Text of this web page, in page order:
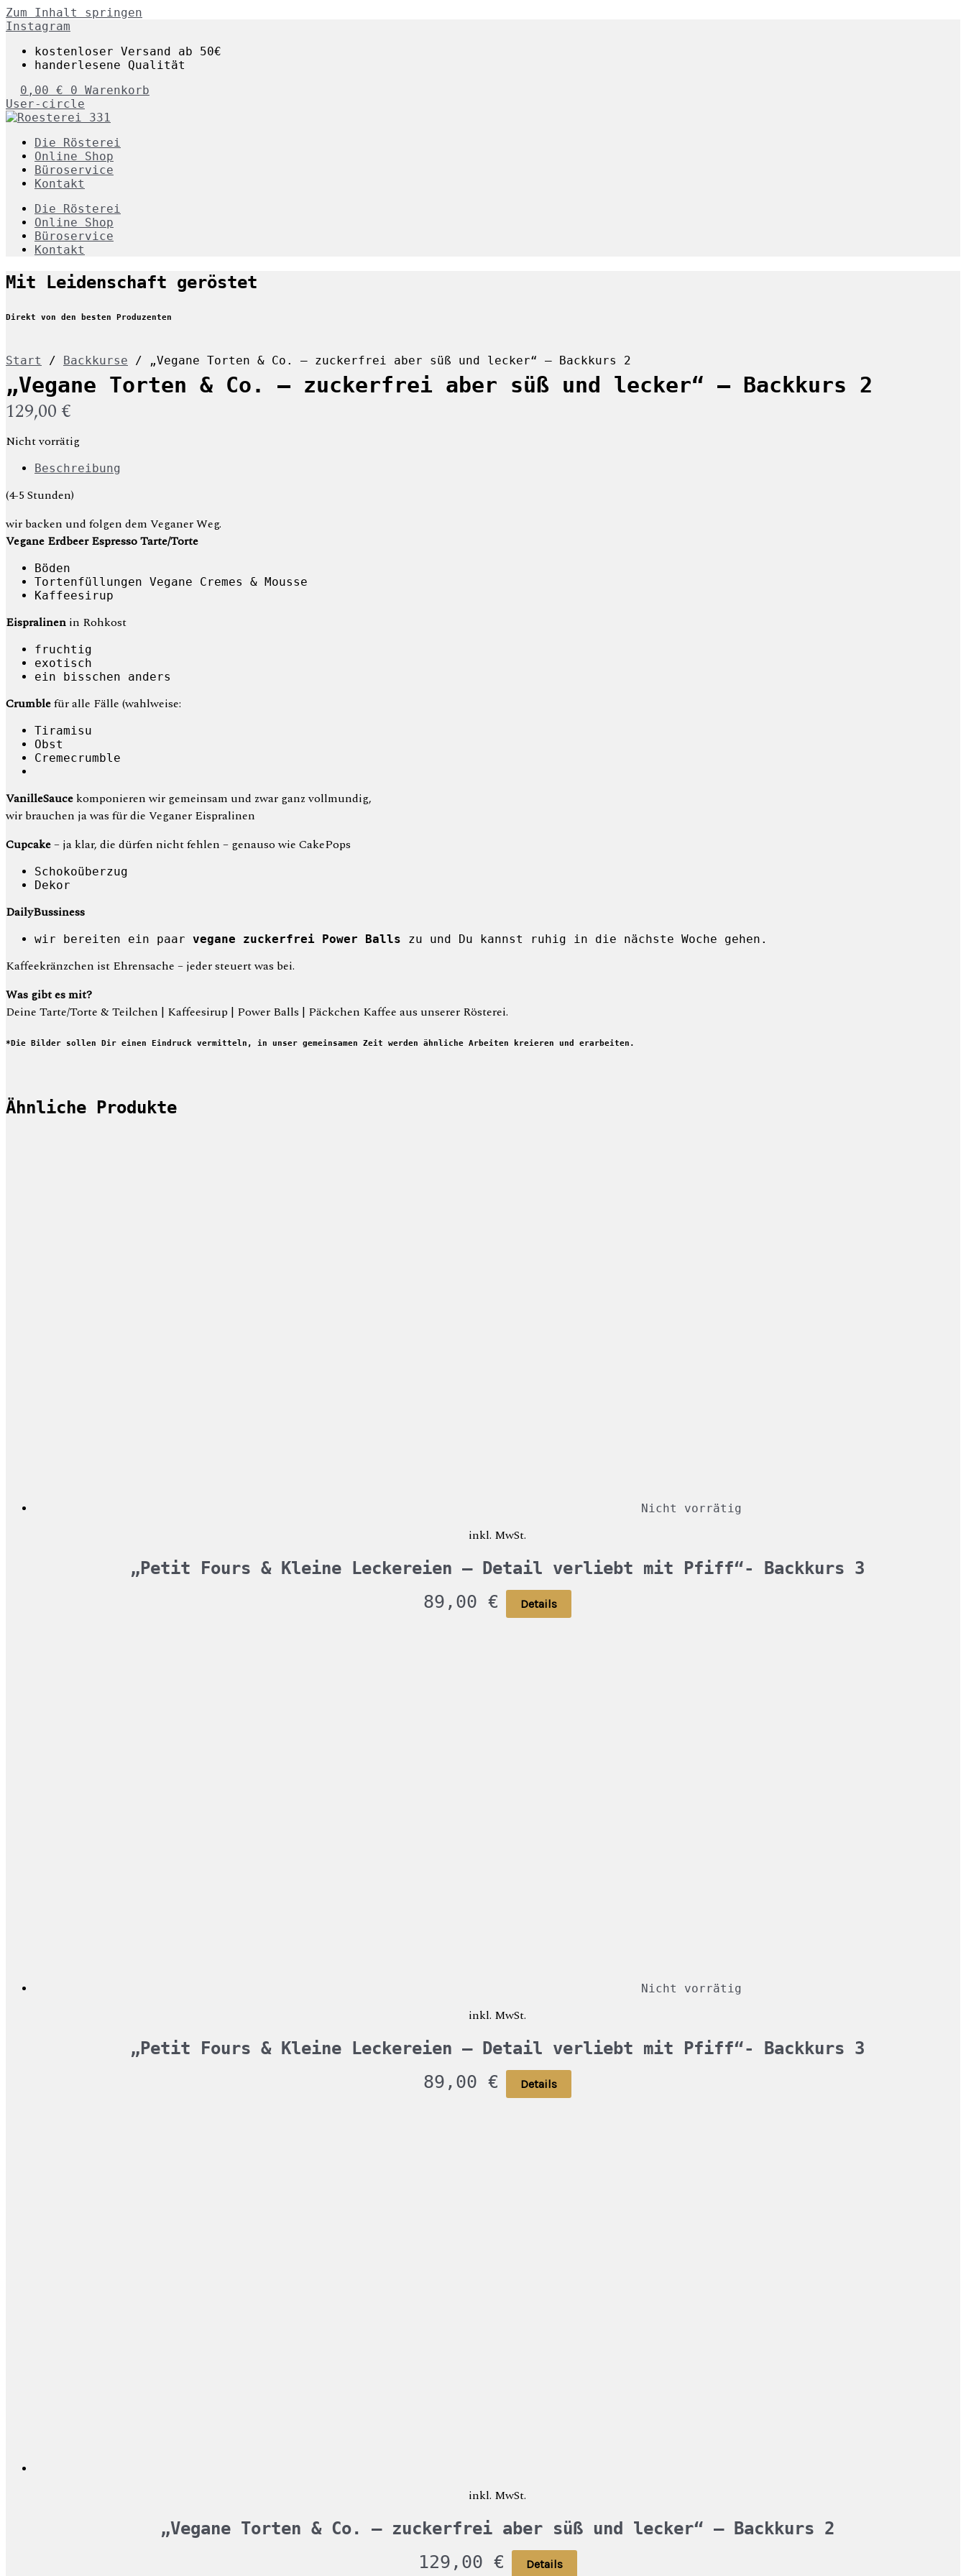
Zum Inhalt springen
Instagram
kostenloser Versand ab 50€
handerlesene Qualität
0,00 € 0 Warenkorb
User-circle
Die Rösterei
Online Shop
Büroservice
Kontakt
Die Rösterei
Online Shop
Büroservice
Kontakt
Mit Leidenschaft geröstet
Direkt von den besten Produzenten
Start / Backkurse / „Vegane Torten & Co. – zuckerfrei aber süß und lecker“ – Backkurs 2
„Vegane Torten & Co. – zuckerfrei aber süß und lecker“ – Backkurs 2
129,00 €
Nicht vorrätig
Beschreibung
(4-5 Stunden)
wir backen und folgen dem Veganer Weg.
Vegane Erdbeer Espresso Tarte/Torte
Böden
Tortenfüllungen Vegane Cremes & Mousse
Kaffeesirup
Eispralinen in Rohkost
fruchtig
exotisch
ein bisschen anders
Crumblefür alle Fälle (wahlweise:
Tiramisu
Obst
Cremecrumble
VanilleSaucekomponieren wir gemeinsam und zwar ganz vollmundig,
wir brauchen ja was für die Veganer Eispralinen
Cupcake– ja klar, die dürfen nicht fehlen – genauso wie CakePops
Schokoüberzug
Dekor
DailyBussiness
wir bereiten ein paar vegane zuckerfrei Power Balls zu und Du kannst ruhig in die nächste Woche gehen.
Kaffeekränzchen ist Ehrensache – jeder steuert was bei.
Was gibt es mit?
Deine Tarte/Torte & Teilchen | Kaffeesirup | Power Balls | Päckchen Kaffee aus unserer Rösterei.
*Die Bilder sollen Dir einen Eindruck vermitteln, in unser gemeinsamen Zeit werden ähnliche Arbeiten kreieren und erarbeiten.
Ähnliche Produkte
Nicht vorrätig
inkl. MwSt.
„Petit Fours & Kleine Leckereien – Detail verliebt mit Pfiff“- Backkurs 3
89,00 € Details
Nicht vorrätig
inkl. MwSt.
„Petit Fours & Kleine Leckereien – Detail verliebt mit Pfiff“- Backkurs 3
89,00 € Details
inkl. MwSt.
„Vegane Torten & Co. – zuckerfrei aber süß und lecker“ – Backkurs 2
129,00 € Details